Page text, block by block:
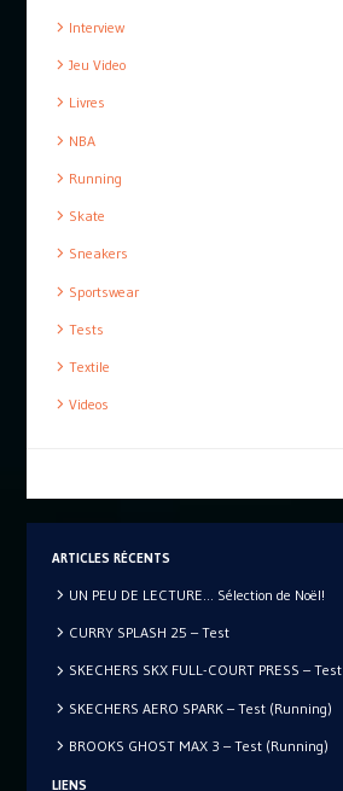
Interview
Jeu Video
Livres
NBA
Running
Skate
Sneakers
Sportswear
Tests
Textile
Videos
ARTICLES RÉCENTS
UN PEU DE LECTURE… Sélection de Noël!
CURRY SPLASH 25 – Test
SKECHERS SKX FULL-COURT PRESS – Test
SKECHERS AERO SPARK – Test (Running)
BROOKS GHOST MAX 3 – Test (Running)
LIENS